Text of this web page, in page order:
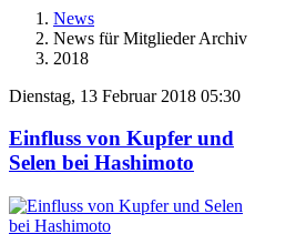
News
News für Mitglieder Archiv
2018
Dienstag, 13 Februar 2018 05:30
Einfluss von Kupfer und
Selen bei Hashimoto